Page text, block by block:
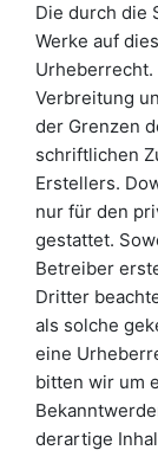
Die durch die
Werke auf
Verbreitung
der Grenzen
schriftlichen
Erstellers.
nur für den
gestattet.
Betreiber
Dritter
als solche
eine
bitten wir um
derartige